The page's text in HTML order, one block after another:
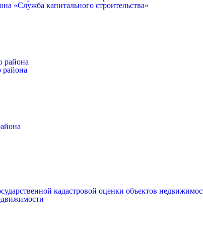
«Служба капитального строительства»
района
района
кадастровой оценки объектов